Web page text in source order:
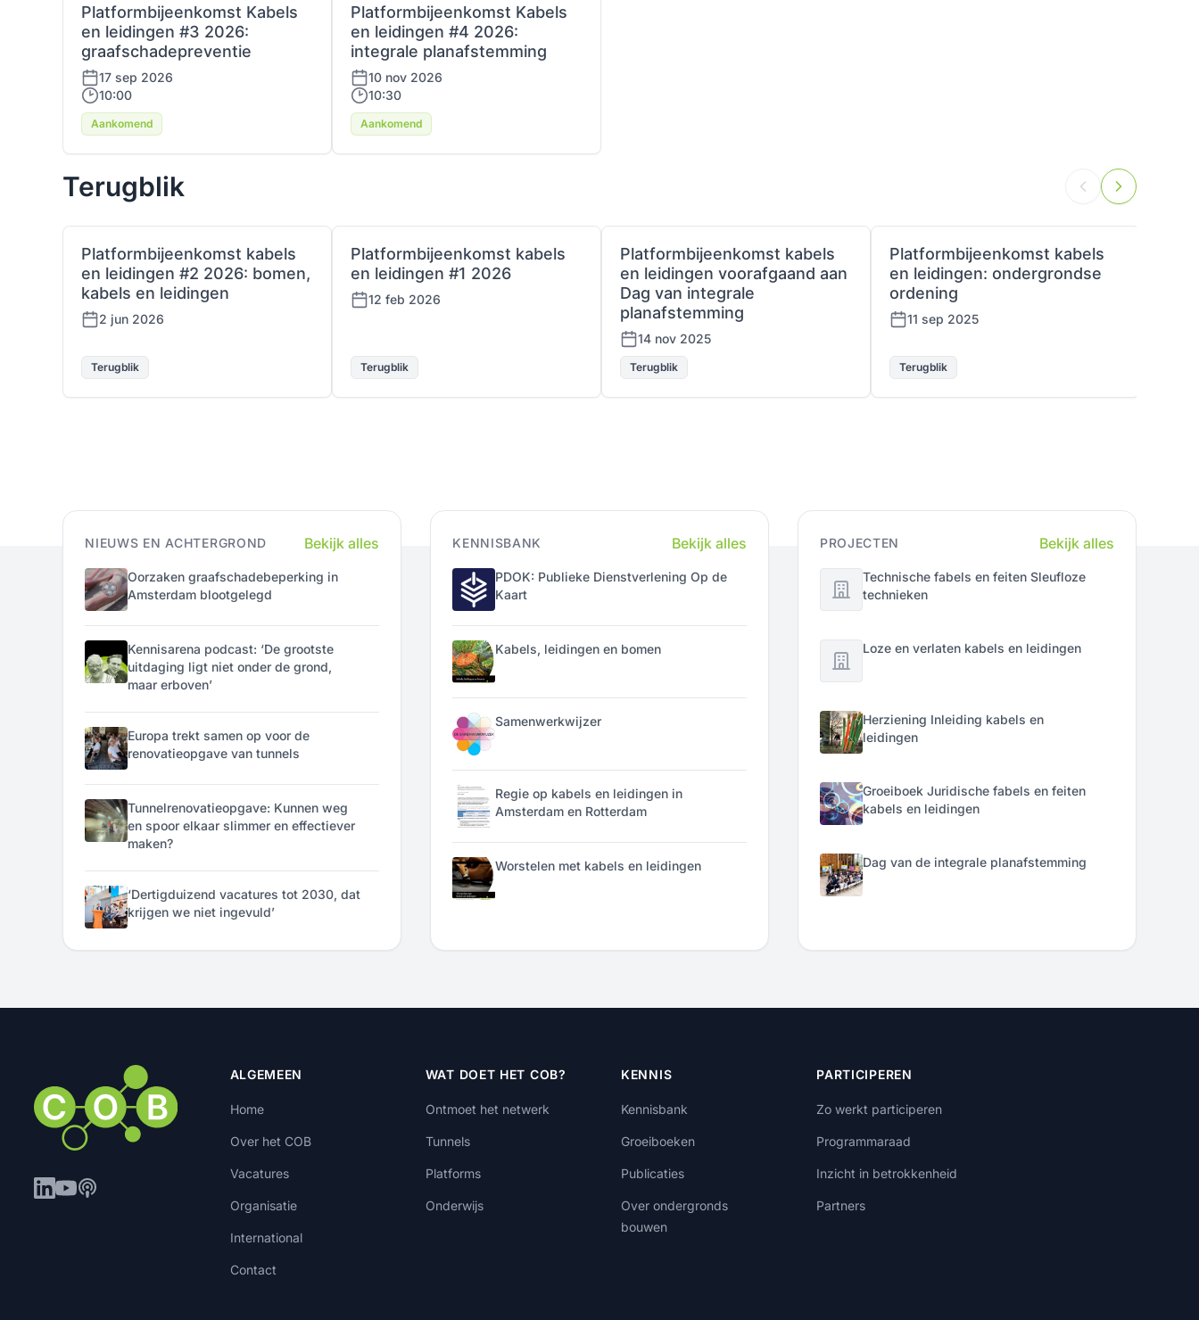
Platformbijeenkomst Kabels
en leidingen #3 2026:
graafschadepreventie
17 sep 2026
10:00
Aankomend
Platformbijeenkomst Kabels
en leidingen #4 2026:
integrale planafstemming
10 nov 2026
10:30
Aankomend
Terugblik
Platformbijeenkomst kabels
en leidingen #2 2026: bomen,
kabels en leidingen
2 jun 2026
Terugblik
Platformbijeenkomst kabels
en leidingen #1 2026
12 feb 2026
Terugblik
Platformbijeenkomst kabels
en leidingen voorafgaand aan
Dag van integrale
planafstemming
14 nov 2025
Terugblik
Platformbijeenkomst kabels
en leidingen: ondergrondse
ordening
11 sep 2025
Terugblik
NIEUWS EN ACHTERGROND Bekijk alles
Oorzaken graafschadebeperking in
Amsterdam blootgelegd
Kennisarena podcast: ‘De grootste
uitdaging ligt niet onder de grond,
maar erboven’
Europa trekt samen op voor de
renovatieopgave van tunnels
Tunnelrenovatieopgave: Kunnen weg
en spoor elkaar slimmer en effectiever
maken?
‘Dertigduizend vacatures tot 2030, dat
krijgen we niet ingevuld’
KENNISBANK Bekijk alles
PDOK: Publieke Dienstverlening Op de
Kaart
Kabels, leidingen en bomen
Samenwerkwijzer
Regie op kabels en leidingen in
Amsterdam en Rotterdam
Worstelen met kabels en leidingen
PROJECTEN Bekijk alles
Technische fabels en feiten Sleufloze
technieken
Loze en verlaten kabels en leidingen
Herziening Inleiding kabels en
leidingen
Groeiboek Juridische fabels en feiten
kabels en leidingen
Dag van de integrale planafstemming
ALGEMEEN
Home
Over het COB
Vacatures
Organisatie
International
Contact
WAT DOET HET COB?
Ontmoet het netwerk
Tunnels
Platforms
Onderwijs
KENNIS
Kennisbank
Groeiboeken
Publicaties
Over ondergronds
bouwen
PARTICIPEREN
Zo werkt participeren
Programmaraad
Inzicht in betrokkenheid
Partners